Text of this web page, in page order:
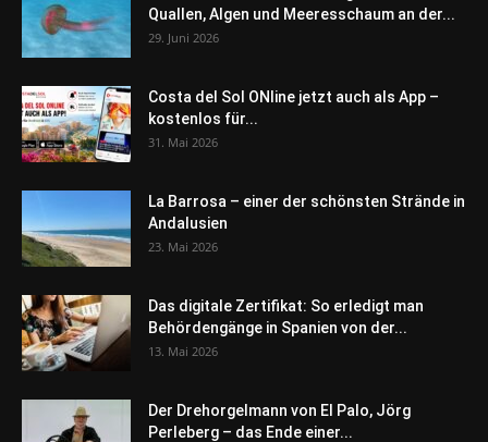
Quallen, Algen und Meeresschaum an der...
29. Juni 2026
Costa del Sol ONline jetzt auch als App –
kostenlos für...
31. Mai 2026
La Barrosa – einer der schönsten Strände in
Andalusien
23. Mai 2026
Das digitale Zertifikat: So erledigt man
Behördengänge in Spanien von der...
13. Mai 2026
Der Drehorgelmann von El Palo, Jörg
Perleberg – das Ende einer...